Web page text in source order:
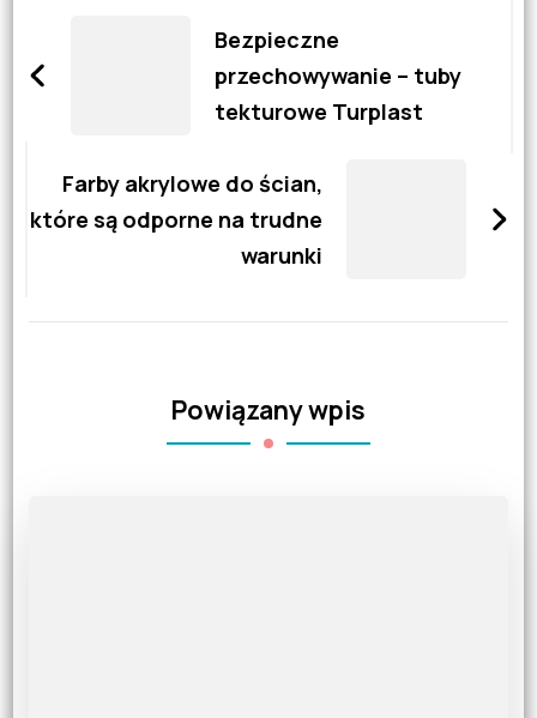
Bezpieczne
przechowywanie – tuby
tekturowe Turplast
Farby akrylowe do ścian,
które są odporne na trudne
warunki
Powiązany wpis